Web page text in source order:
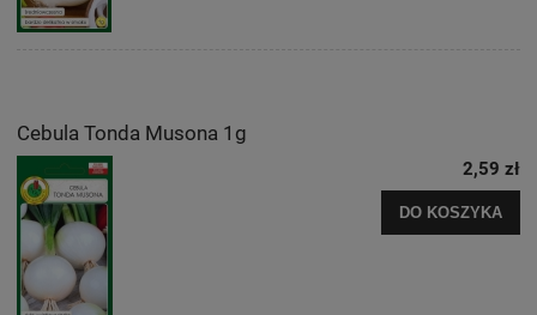
Cebula Tonda Musona 1g
2,59 zł
DO KOSZYKA